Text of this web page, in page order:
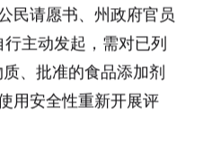
民请愿书、州政府官员
主动发起，需对已列
、批准的食品添加剂
用安全性重新开展评